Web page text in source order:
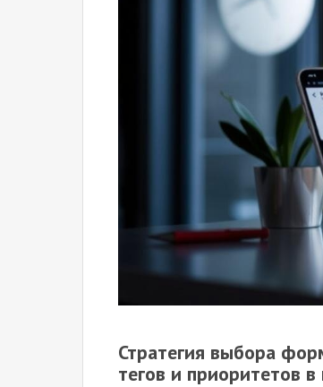
Стратегия выбора
тегов и приоритетов